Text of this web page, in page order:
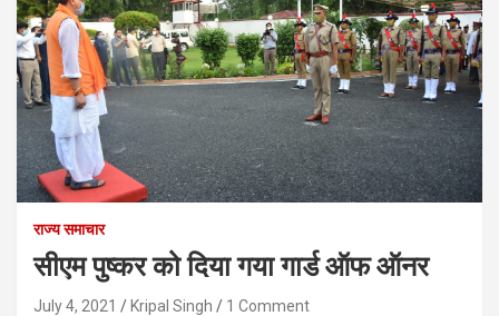
राज्य समाचार
सीएम पुष्कर को दिया गया गार्ड ऑफ ऑनर
July 4, 2021 Kripal Singh 1 Comment